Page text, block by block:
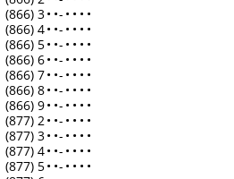
(866) 3• •- • • • •
(866) 4• •- • • • •
(866) 5• •- • • • •
(866) 6• •- • • • •
(866) 7• •- • • • •
(866) 8• •- • • • •
(866) 9• •- • • • •
(877) 2• •- • • • •
(877) 3• •- • • • •
(877) 4• •- • • • •
(877) 5• •- • • • •